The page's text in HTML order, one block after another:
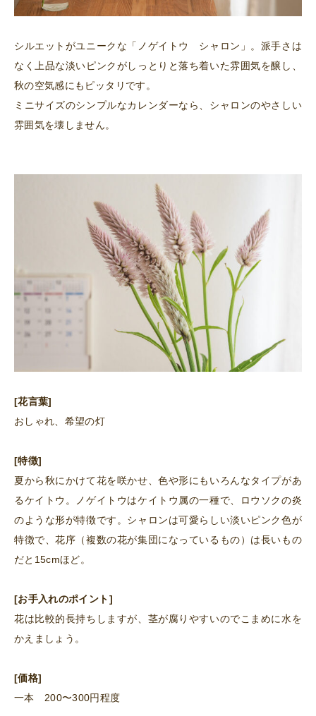
シルエットがユニークな「ノゲイトウ シャロン」。派手さは
なく上品な淡いピンクがしっとりと落ち着いた雰囲気を醸し、
秋の空気感にもピッタリです。
ミニサイズのシンプルなカレンダーなら、シャロンのやさしい
雰囲気を壊しません。
[花言葉]
おしゃれ、希望の灯
[特徴]
夏から秋にかけて花を咲かせ、色や形にもいろんなタイプがあ
るケイトウ。ノゲイトウはケイトウ属の一種で、ロウソクの炎
のような形が特徴です。シャロンは可愛らしい淡いピンク色が
特徴で、花序（複数の花が集団になっているもの）は長いもの
だと15cmほど。
[お手入れのポイント]
花は比較的長持ちしますが、茎が腐りやすいのでこまめに水を
かえましょう。
[価格]
一本 200〜300円程度